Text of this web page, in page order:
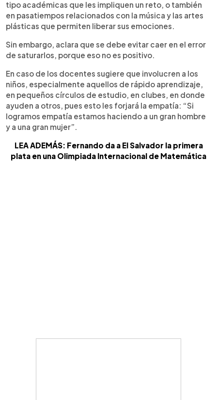
tipo académicas que les impliquen un reto, o también
en pasatiempos relacionados con la música y las artes
plásticas que permiten liberar sus emociones.
Sin embargo, aclara que se debe evitar caer en el error
de saturarlos, porque eso no es positivo.
En caso de los docentes sugiere que involucren a los
niños, especialmente aquellos de rápido aprendizaje,
en pequeños círculos de estudio, en clubes, en donde
ayuden a otros, pues esto les forjará la empatía: “Si
logramos empatía estamos haciendo a un gran hombre
y a una gran mujer”.
LEA ADEMÁS: Fernando da a El Salvador la primera
plata en una Olimpiada Internacional de Matemática